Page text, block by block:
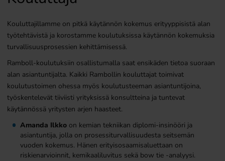
Kouluttajillamme on pitkä käytännön kokemus erityyppisistä alan
työtehtävistä ja korostamme koulutuksissa käytännön kokemuksia
turvallisuusprosessien kehittämisessä.
Ramboll-koulutuksiin osallistumalla saat ensikäden tietoa suoraan
alan asiantuntijalta. Kaikki Rambollin kouluttajat toimivat
koulutustoimen ohessa myös koulutusteeman asiantuntijoina,
työskentelevät tiiviisti yrityksissä konsultteina ja tuntevat
käytännössä yritysten arjen haasteet.
Amanda Ilkkoon kemian tekniikan diplomi-insinööri ja
asiantuntija, jolla on prosessiturvallisuudesta seitsemän
vuoden kokemus. Hänen erityisosaamisaluettaan on
riskienarvioinnit, kemikaaliluvitus sekä bow tie -analyysi.